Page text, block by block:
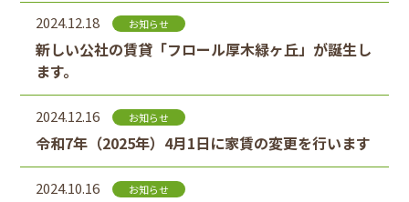
2024.12.18 お知らせ
新しい公社の賃貸「フロール厚木緑ヶ丘」が誕生し
ます。
2024.12.16 お知らせ
令和7年（2025年）4月1日に家賃の変更を行います
2024.10.16 お知らせ